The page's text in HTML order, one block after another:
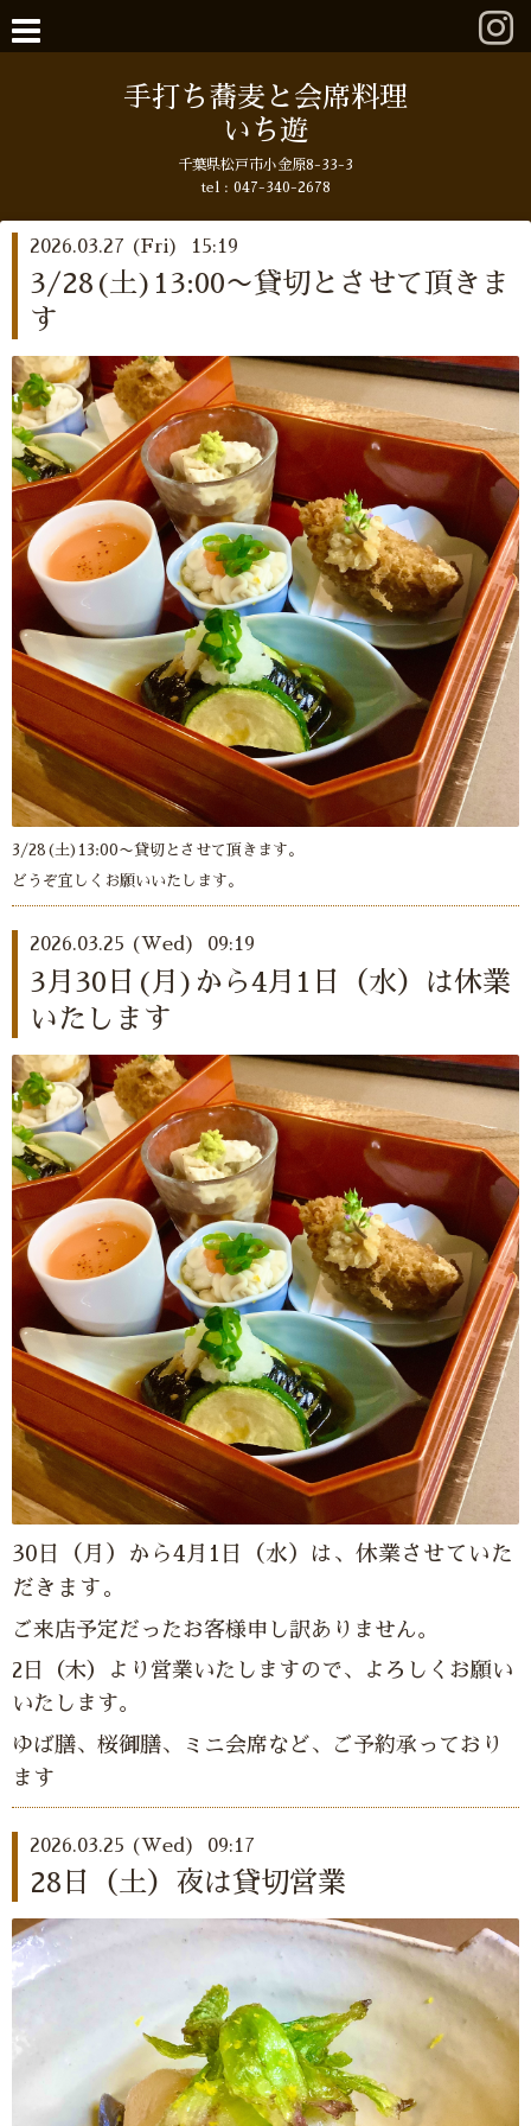
手打ち蕎麦と会席料理
いち遊
千葉県松戸市小金原8-33-3
tel : 047-340-2678
2026.03.27 (Fri) 15:19
3/28(土)13:00〜貸切とさせて頂きま
す
3/28(土)13:00〜貸切とさせて頂きます。
どうぞ宜しくお願いいたします。
2026.03.25 (Wed) 09:19
3月30日(月)から4月1日（水）は休業
いたします
30日（月）から4月1日（水）は、休業させていた
だきます。
ご来店予定だったお客様申し訳ありません。
2日（木）より営業いたしますので、よろしくお願い
いたします。
ゆば膳、桜御膳、ミニ会席など、ご予約承っており
ます
2026.03.25 (Wed) 09:17
28日（土）夜は貸切営業